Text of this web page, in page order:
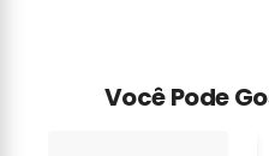
Você Pode